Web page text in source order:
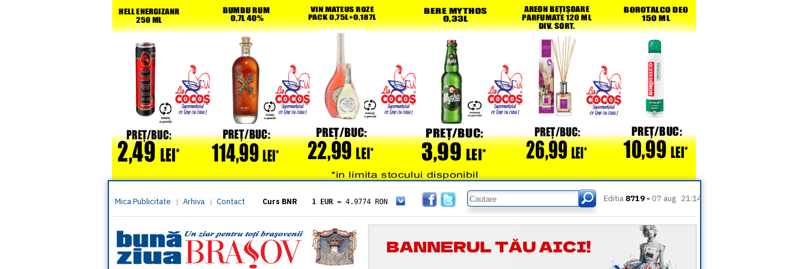
Mica Publicitate | Arhiva | Contact Curs BNR 1 EUR = 4.9774 RON
= 5.8304 RON
1 XAU= 464.4611 RON
1 AED= 1.1933 RON
1 AUD= 2.7957 RON
1 BGN= 2.5449 RON
Editia 8719 - 07 aug 21:14